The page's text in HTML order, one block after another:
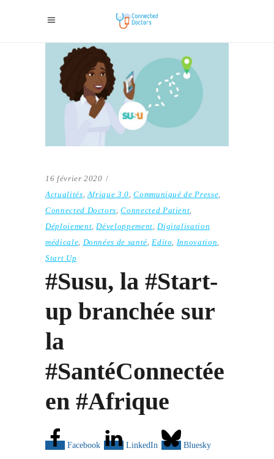
16 février 2020
Actualités Afrique 3.0 ,Communiqué de Presse
Connected Doctors ,Connected Patient
Déploiement Développement Digitalisation
médicale Données de santé Edito Innovation
Start Up
#Susu, la #Start-
up branchée sur
la
#SantéConnectée
en #Afrique
Facebook LinkedIn Bluesky